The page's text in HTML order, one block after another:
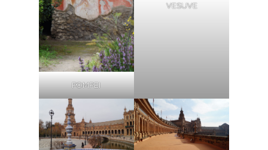
POMPEI
VESUVE